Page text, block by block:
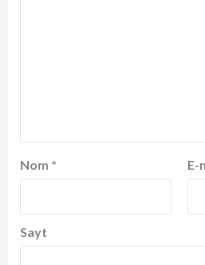
Nom * E-
Sayt